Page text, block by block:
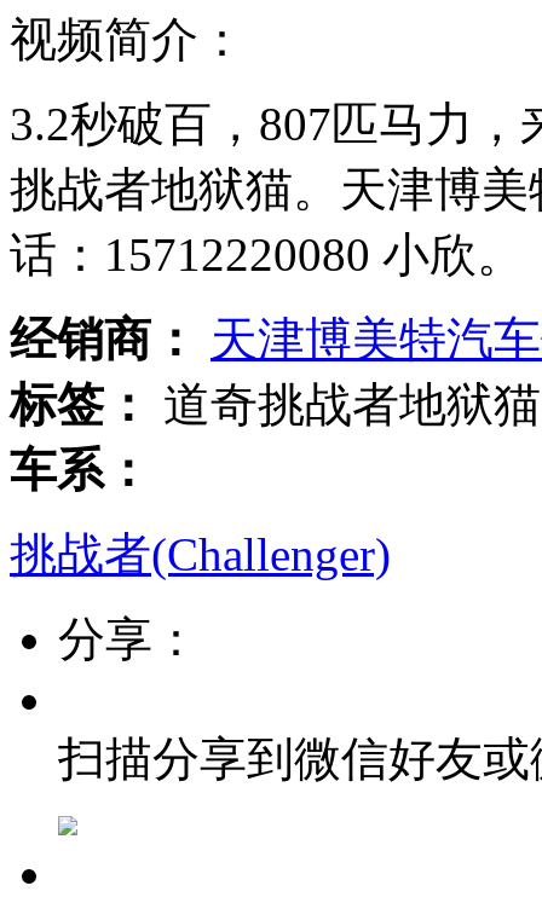
视频简介：
3.2秒破百，807匹马力
挑战者地狱猫。天津博
话：15712220080 小欣。
经销商：
天津博美特汽
标签：
道奇挑战者地狱猫
车系：
挑战者(Challenger)
分享：
扫描分享到微信好友